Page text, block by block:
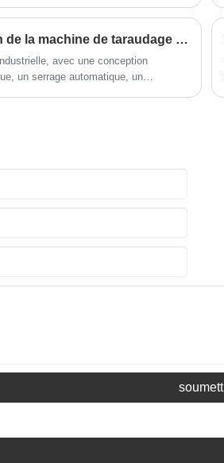
Que diriez-vous de l'efficacité de production de la machine de taraudage automatique
avec une conception
un serrage automatique, un